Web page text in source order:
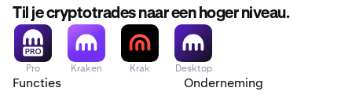
Til je cryptotrades naar een hoger niveau.
Pro Kraken Krak Desktop
Functies Onderneming